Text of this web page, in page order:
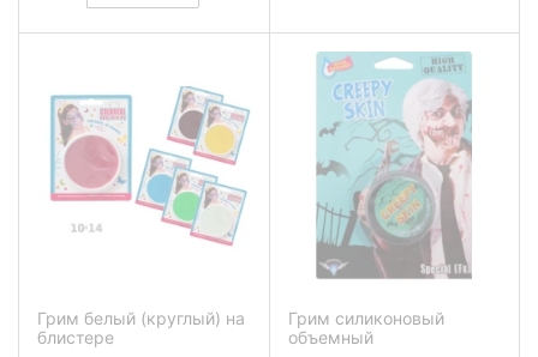
Грим белый (круглый) на
блистере
Грим силиконовый
объемный